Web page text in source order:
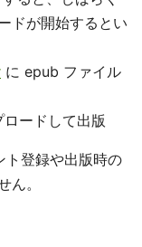
ドが開始するとい
に epub ファイル
ードして出版
ト登録や出版時の
ん。